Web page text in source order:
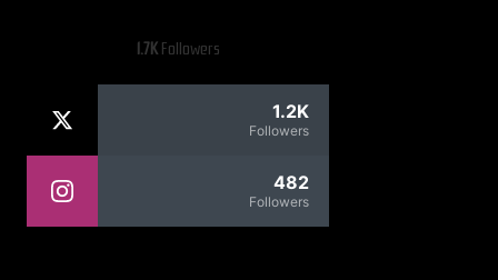
1.7KFollowers
1.2K
Followers
482
Followers